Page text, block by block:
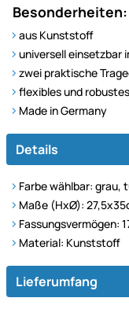
Besonderheiten:
aus Kunststoff
universell einsetzbar
zwei praktische
flexibles und
Made in Germany
Details
Farbe wählbar: grau,
Maße (HxØ):
Fassungsvermögen:
Material: Kunststoff
Lieferumfang